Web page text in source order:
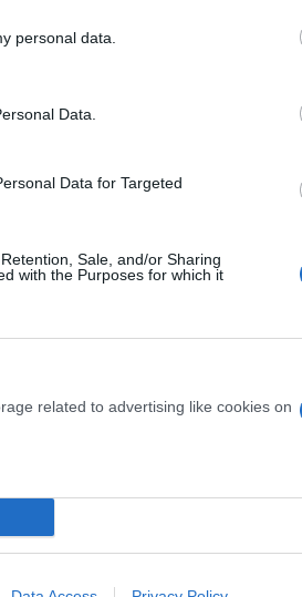
personal data.
Data.
Data for Targeted
Sale, and/or Sharing
with the Purposes for which it
related to advertising like cookies on
Antep, παγωτό από το
και το εμπόδιο
πόρτες
ΝΑΤΟ - Τον υποδέχθηκε ο
το «αγκάθι» των F-35 που